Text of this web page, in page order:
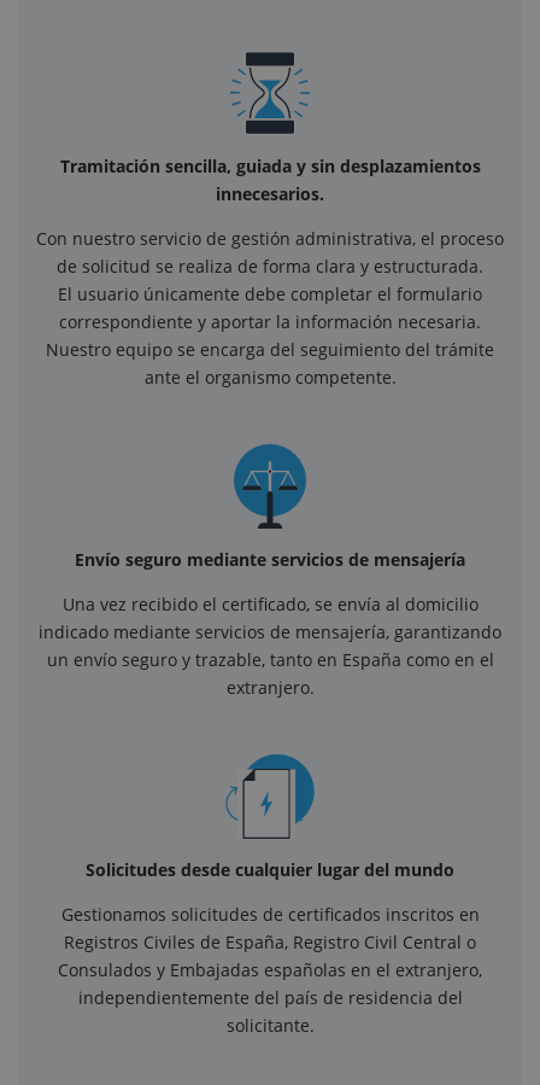
Tramitación sencilla, guiada y sin desplazamientos
innecesarios.
Con nuestro servicio de gestión administrativa, el proceso
de solicitud se realiza de forma clara y estructurada.
El usuario únicamente debe completar el formulario
correspondiente y aportar la información necesaria.
Nuestro equipo se encarga del seguimiento del trámite
ante el organismo competente.
Envío seguro mediante servicios de mensajería
Una vez recibido el certificado, se envía al domicilio
indicado mediante servicios de mensajería, garantizando
un envío seguro y trazable, tanto en España como en el
extranjero.
Solicitudes desde cualquier lugar del mundo
Gestionamos solicitudes de certificados inscritos en
Registros Civiles de España, Registro Civil Central o
Consulados y Embajadas españolas en el extranjero,
independientemente del país de residencia del
solicitante.